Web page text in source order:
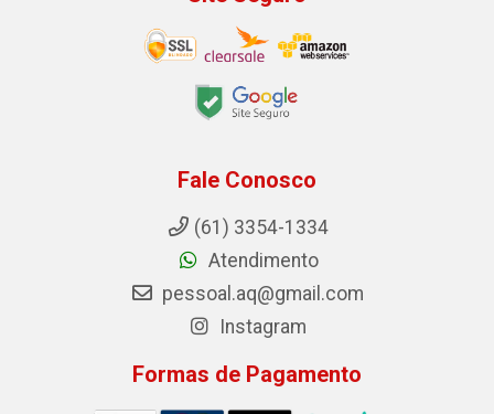
Fale Conosco
(61) 3354-1334
Atendimento
pessoal.aq@gmail.com
Instagram
Formas de Pagamento